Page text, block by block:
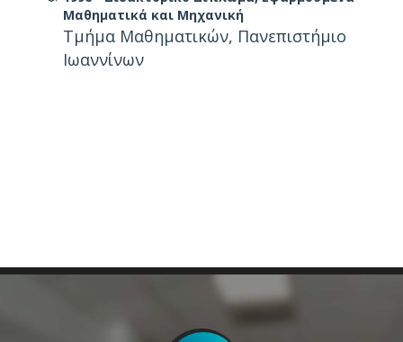
Mαθηματικά και Mηχανική
Tμήμα Mαθηματικών, Πανεπιστήμιο
Ιωαννίνων